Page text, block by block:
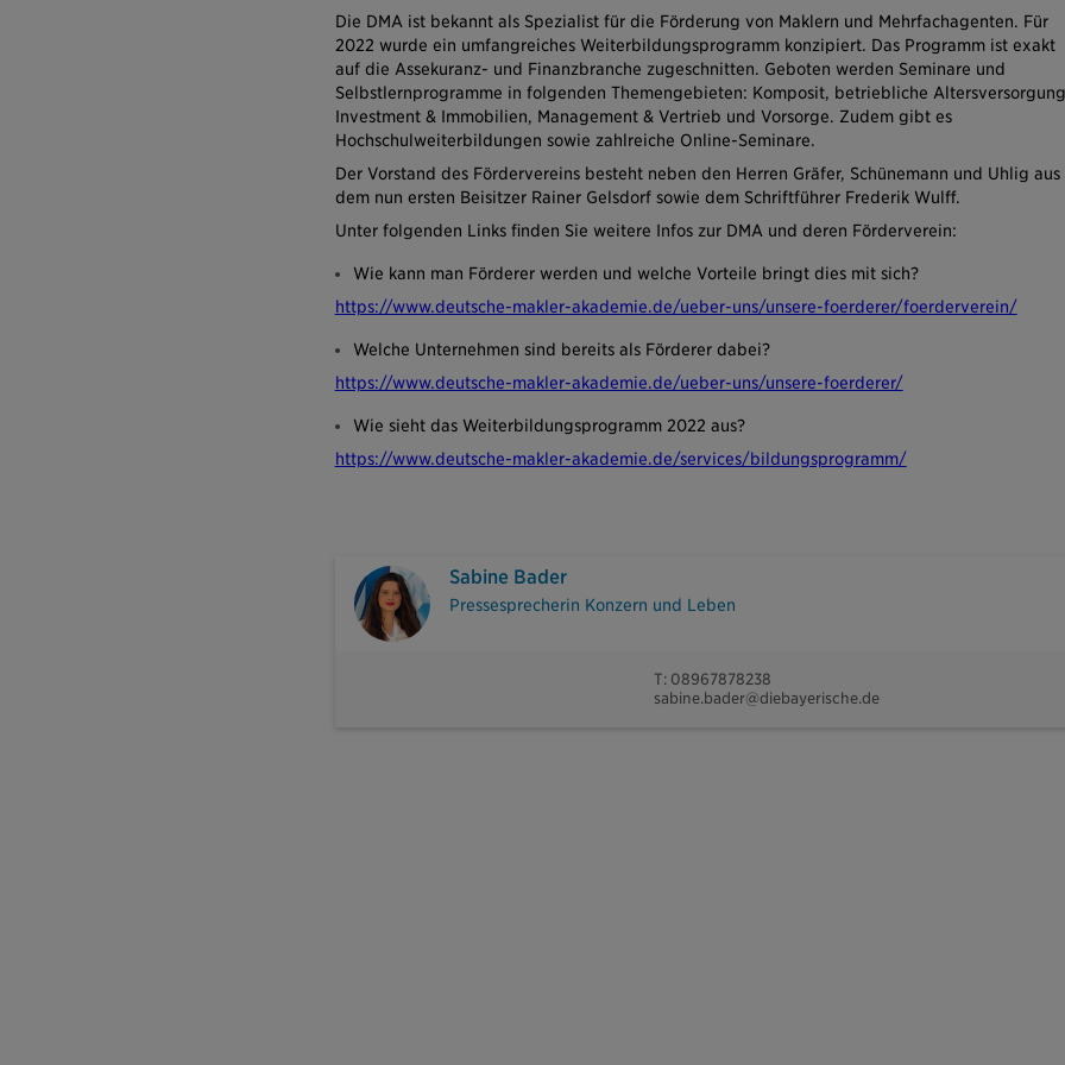
Die DMA ist bekannt als Spezialist für die Förderung von Maklern und Mehrfachagenten. Für
2022 wurde ein umfangreiches Weiterbildungsprogramm konzipiert. Das Programm ist exakt
auf die Assekuranz- und Finanzbranche zugeschnitten. Geboten werden Seminare und
Selbstlernprogramme in folgenden Themengebieten: Komposit, betriebliche
Investment & Immobilien, Management & Vertrieb und Vorsorge. Zudem gibt es
Hochschulweiterbildungen sowie zahlreiche Online-Seminare.
Der Vorstand des Fördervereins besteht neben den Herren Gräfer, Schünemann und Uhlig aus
dem nun ersten Beisitzer Rainer Gelsdorf sowie dem Schriftführer Frederik Wulff.
Unter folgenden Links finden Sie weitere Infos zur DMA und deren Förderverein:
Wie kann man Förderer werden und welche Vorteile bringt dies mit sich?
https://www.deutsche-makler-akademie.de/ueber-uns/unsere-foerderer/foerderverein/
Welche Unternehmen sind bereits als Förderer dabei?
https://www.deutsche-makler-akademie.de/ueber-uns/unsere-foerderer/
Wie sieht das Weiterbildungsprogramm 2022 aus?
https://www.deutsche-makler-akademie.de/services/bildungsprogramm/
Sabine Bader
Pressesprecherin Konzern und Leben
T: 08967878238
sabine.bader@diebayerische.de